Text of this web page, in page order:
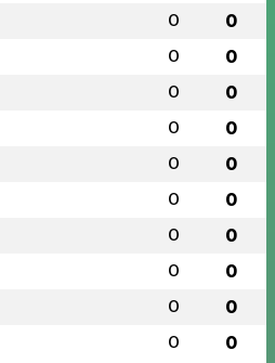
0 0
0 0
0 0
0 0
0 0
0 0
0 0
0 0
0 0
0 0